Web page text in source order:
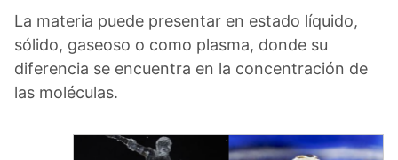
La materia puede presentar en estado líquido,
sólido, gaseoso o como plasma, donde su
diferencia se encuentra en la concentración de
las moléculas.